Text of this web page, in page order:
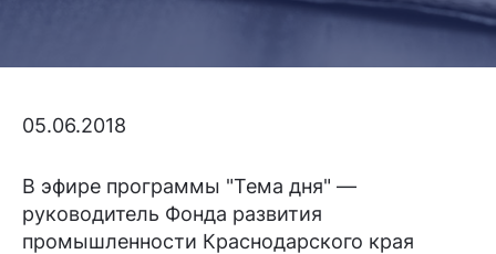
05.06.2018
В эфире программы "Тема дня" —
руководитель Фонда развития
промышленности Краснодарского края